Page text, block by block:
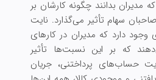
بدانند چگونه کارشان بر
سهام تأثیر می‌گذارد. نایت
وجود دارد که مدیران در کارهای
که بر این نسبت‌ها تأثیر
حساب‌های پرداختنی، جریان